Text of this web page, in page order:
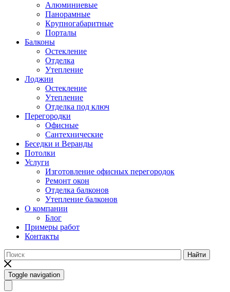
Алюминиевые
Панорамные
Крупногабаритные
Порталы
Балконы
Остекление
Отделка
Утепление
Лоджии
Остекление
Утепление
Отделка под ключ
Перегородки
Офисные
Сантехнические
Беседки и Веранды
Потолки
Услуги
Изготовление офисных перегородок
Ремонт окон
Отделка балконов
Утепление балконов
О компании
Блог
Примеры работ
Контакты
Найти
Toggle navigation